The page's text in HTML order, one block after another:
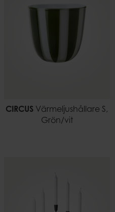
CIRCUS Värmeljushållare S,
Grön/vit